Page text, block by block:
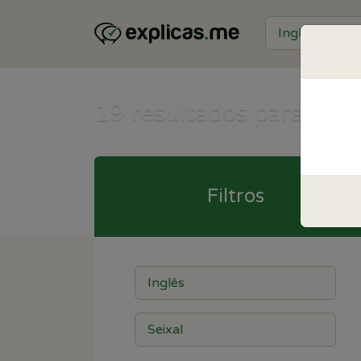
19 resultados para
Filtros